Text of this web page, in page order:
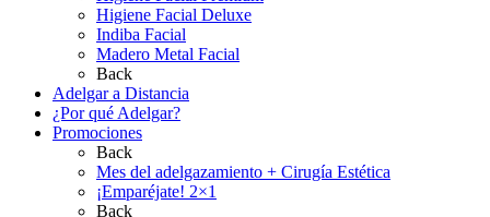
Higiene Facial Deluxe
Indiba Facial
Madero Metal Facial
Back
Adelgar a Distancia
¿Por qué Adelgar?
Promociones
Back
Mes del adelgazamiento + Cirugía Estética
¡Emparéjate! 2×1
Back